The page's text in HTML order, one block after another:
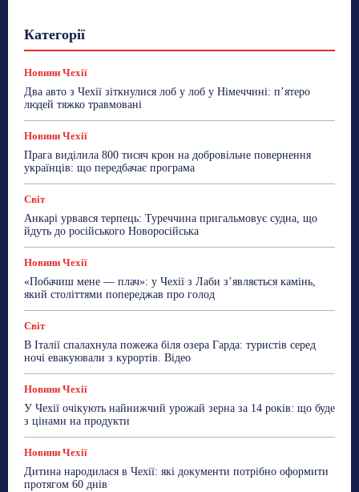
Категорії
Новини Чехії
Сад та город Світ
ТехноМанія
Топ-новини Фоторепортаж
Новини Чехії
Два авто з Чехії зіткнулися лоб у лоб у Німеччині: п’ятеро
людей тяжко травмовані
Новини Чехії
Прага виділила 800 тисяч крон на добровільне повернення
українців: що передбачає програма
Світ
Анкарі урвався терпець: Туреччина пригальмовує судна, що
йдуть до російського Новоросійська
Новини Чехії
«Побачиш мене — плач»: у Чехії з Лаби з’являється камінь,
який століттями попереджав про голод
Світ
В Італії спалахнула пожежа біля озера Гарда: туристів серед
ночі евакуювали з курортів. Відео
Новини Чехії
У Чехії очікують найнижчий урожай зерна за 14 років: що буде
з цінами на продукти
Новини Чехії
Дитина народилася в Чехії: які документи потрібно оформити
протягом 60 днів